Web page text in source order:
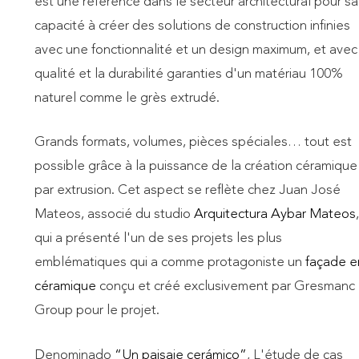
capacité à créer des solutions de construction infinies
avec une fonctionnalité et un design maximum, et avec
qualité et la durabilité garanties d'un matériau 100%
naturel comme le grès extrudé.
Grands formats, volumes, pièces spéciales… tout est
possible grâce à la puissance de la création céramique
par extrusion. Cet aspect se reflète chez Juan José
Mateos, associé du studio Arquitectura Aybar Mateos,
qui a présenté l'un de ses projets les plus
emblématiques qui a comme protagoniste un façade
céramique conçu et créé exclusivement par Gresmanc
Group pour le projet.
Denominado “Un paisaje cerámico”, L'étude de cas